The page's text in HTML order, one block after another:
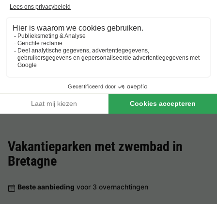
Camping RCN Port l'Epine
Beste aanbieding
Résidence Odalys Référence Le Château de
Kéravéon
Beste aanbieding € 336
Vakantieparken met zwembad in
Bretagne
Beste aanbieding voor 3 overnachtingen